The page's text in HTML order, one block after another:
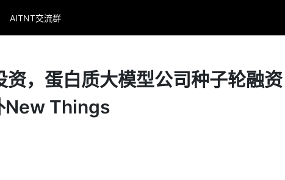
AITNT交流群
资，蛋白质大模型公司种子轮融资
New Things